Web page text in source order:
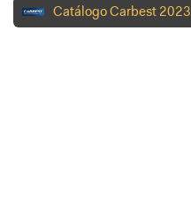
Catálogo Carbest 2023